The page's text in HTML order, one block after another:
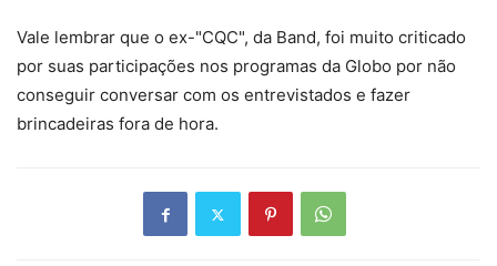
Vale lembrar que o ex-"CQC", da Band, foi muito criticado
por suas participações nos programas da Globo por não
conseguir conversar com os entrevistados e fazer
brincadeiras fora de hora.